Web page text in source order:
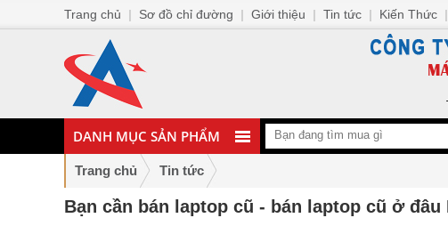
DANH MỤC SẢN PHẨM
Trang chủ Tin tức
Bạn cần bán laptop cũ - bán laptop cũ ở đâu
Trang chủ | Sơ đồ chỉ đường | Giới thiệu | Tin tức | Kiến Thức |